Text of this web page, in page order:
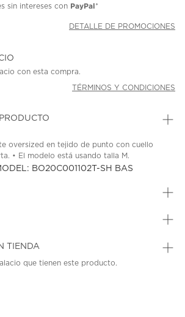
sin intereses con PayPal*
DETALLE DE PROMOCIONES
con esta compra.
TÉRMINOS Y CONDICIONES
oversized en tejido de punto con cuello
• El modelo está usando talla M.
BO20C001102T-SH BAS
TIENDA
que tienen este producto.